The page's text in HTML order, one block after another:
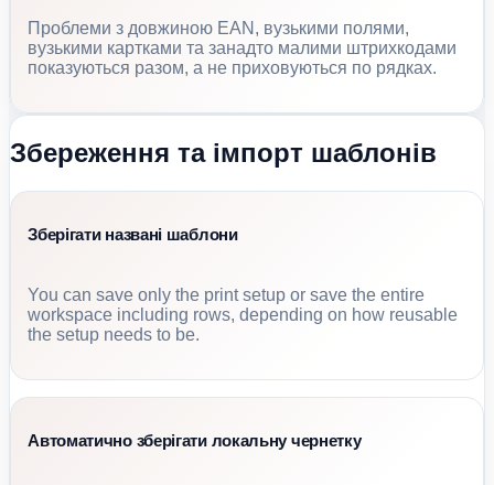
Проблеми з довжиною EAN, вузькими полями,
вузькими картками та занадто малими штрихкодами
показуються разом, а не приховуються по рядках.
Збереження та імпорт шаблонів
Зберігати названі шаблони
You can save only the print setup or save the entire
workspace including rows, depending on how reusable
the setup needs to be.
Автоматично зберігати локальну чернетку